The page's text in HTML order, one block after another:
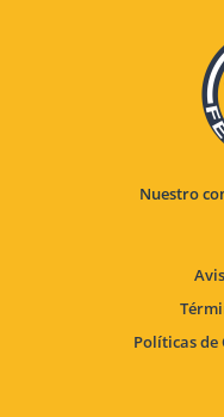
Nuestro
Políticas de